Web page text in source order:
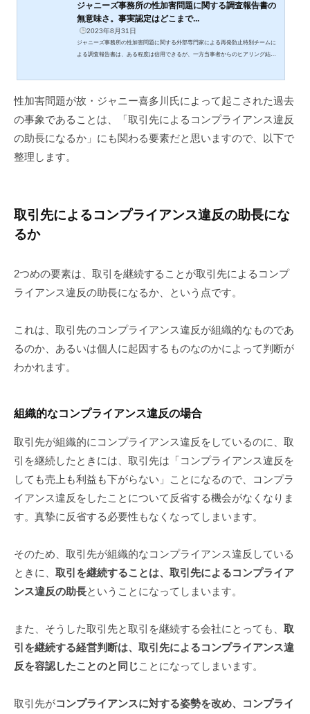
ジャニーズ事務所の性加害問題に関する調査報告書の
無意味さ。事実認定はどこまで...
2023年8月31日
ジャニーズ事務所の性加害問題に関する外部専門家による再発防止特別チームに
よる調査報告書は、ある程度は信用できるが、一方当事者からのヒアリング結果
性加害問題が故・ジャニー喜多川氏によって起こされた過去
の事象であることは、「取引先によるコンプライアンス違反
の助長になるか」にも関わる要素だと思いますので、以下で
整理します。
取引先によるコンプライアンス違反の助長にな
るか
2つめの要素は、取引を継続することが取引先によるコンプ
ライアンス違反の助長になるか、という点です。
これは、取引先のコンプライアンス違反が組織的なものであ
るのか、あるいは個人に起因するものなのかによって判断が
わかれます。
組織的なコンプライアンス違反の場合
取引先が組織的にコンプライアンス違反をしているのに、取
引を継続したときには、取引先は「コンプライアンス違反を
しても売上も利益も下がらない」ことになるので、コンプラ
イアンス違反をしたことについて反省する機会がなくなりま
す。真摯に反省する必要性もなくなってしまいます。
そのため、取引先が組織的なコンプライアンス違反している
ときに、 取引を継続することは、取引先によるコンプライア
ンス違反の助長ということになってしまいます。
また、そうした取引先と取引を継続する会社にとっても、 取
引を継続する経営判断は、取引先によるコンプライアンス違
反を容認したことのと同じことになってしまいます。
取引先がコンプライアンスに対する姿勢を改め、コンプライ